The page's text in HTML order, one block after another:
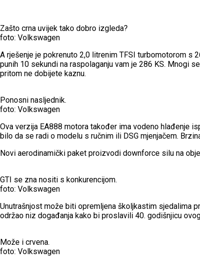
Zašto crna uvijek tako dobro izgleda?
foto: Volkswagen
A rješenje je pokrenuto 2,0 litrenim TFSI turbomotorom s
punih 10 sekundi na raspolaganju vam je 286 KS. Mnogi
pritom ne dobijete kaznu.
Ponosni nasljednik.
foto: Volkswagen
Ova verzija EA888 motora također ima vodeno hlađenje
bilo da se radi o modelu s ručnim ili DSG mjenjačem.
Novi aerodinamički paket proizvodi downforce silu na
GTI se zna nositi s konkurencijom.
foto: Volkswagen
Unutrašnjost može biti opremljena školjkastim sjedalima
održao niz događanja kako bi proslavili 40. godišnjicu
Može i crvena.
foto: Volkswagen